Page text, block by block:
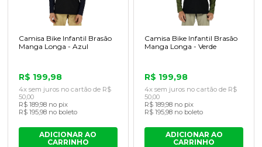
Camisa Bike Infantil Brasão
Manga Longa - Azul
R$ 199,98
4x sem juros no cartão de R$
50,00
R$ 189,98 no pix
R$ 195,98 no boleto
ADICIONAR AO
CARRINHO
Camisa Bike Infantil Brasão
Manga Longa - Verde
R$ 199,98
4x sem juros no cartão de R$
50,00
R$ 189,98 no pix
R$ 195,98 no boleto
ADICIONAR AO
CARRINHO